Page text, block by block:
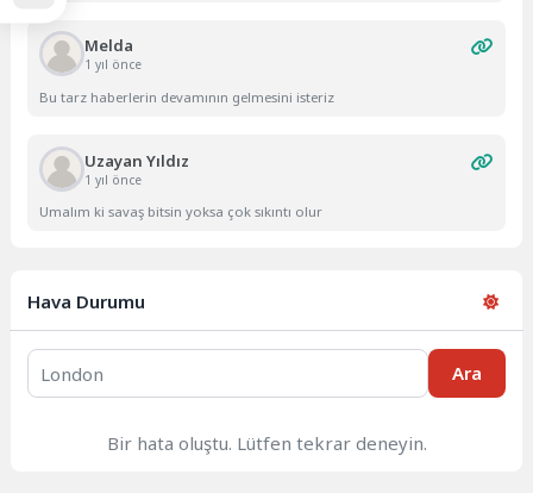
Melda
1 yıl önce
Bu tarz haberlerin devamının gelmesini isteriz
Uzayan Yıldız
1 yıl önce
Umalım ki savaş bitsin yoksa çok sıkıntı olur
Hava Durumu
Ara
Bir hata oluştu. Lütfen tekrar deneyin.